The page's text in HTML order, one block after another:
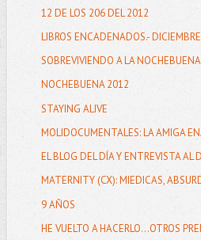
12 DE LOS 206 DEL 2012
LIBROS ENCADENADOS.- DICIEMBRE
SOBREVIVIENDO A LA NOCHEBUENA
NOCHEBUENA 2012
STAYING ALIVE
MOLIDOCUMENTALES: LA AMIGA
EL BLOG DEL DÍA Y ENTREVISTA AL
MATERNITY (CX): MIEDICAS,
9 AÑOS
HE VUELTO A HACERLO...OTROS